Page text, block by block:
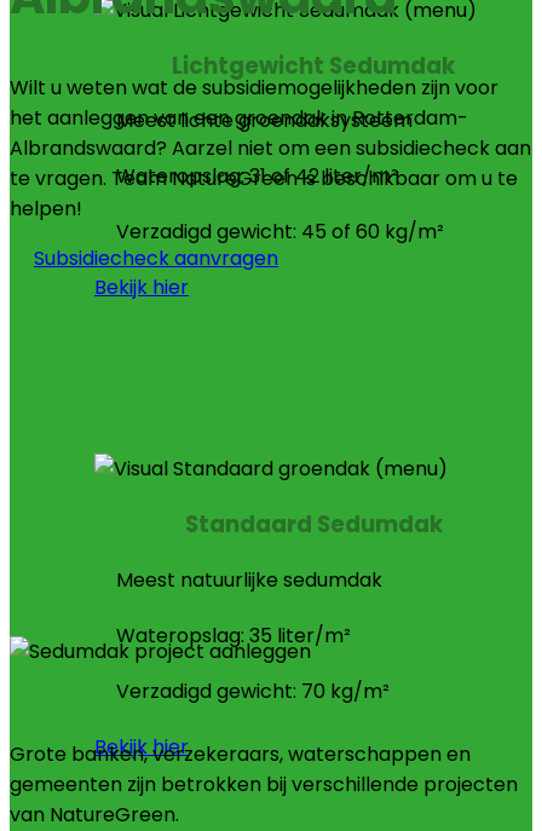
Lichtgewicht Sedumdak
Meest lichte groendaksysteem
Wateropslag: 31 of 42 liter/m²
Verzadigd gewicht: 45 of 60 kg/m²
Bekijk hier
Standaard Sedumdak
Meest natuurlijke sedumdak
Wateropslag: 35 liter/m²
Verzadigd gewicht: 70 kg/m²
Bekijk hier
Wilt u weten wat de subsidiemogelijkheden zijn voor
het aanleggen van een groendak in Rotterdam-
Albrandswaard? Aarzel niet om een subsidiecheck aan
te vragen. Team NatureGreen is beschikbaar om u te
helpen!
Subsidiecheck aanvragen
Grote banken, verzekeraars, waterschappen en
gemeenten zijn betrokken bij verschillende projecten
van NatureGreen.